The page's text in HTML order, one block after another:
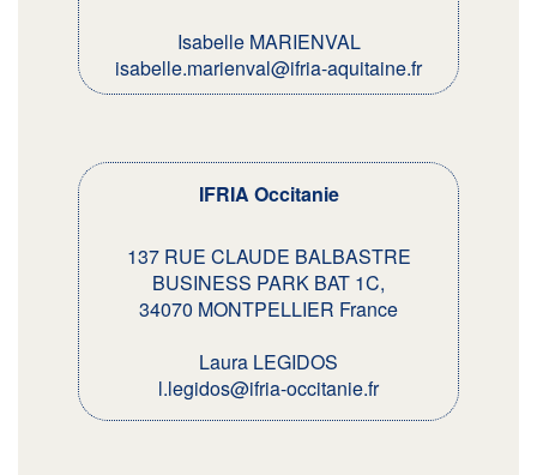
Isabelle MARIENVAL
isabelle.marienval@ifria-aquitaine.fr
IFRIA Occitanie
137 RUE CLAUDE BALBASTRE
BUSINESS PARK BAT 1C,
34070 MONTPELLIER France
Laura LEGIDOS
l.legidos@ifria-occitanie.fr